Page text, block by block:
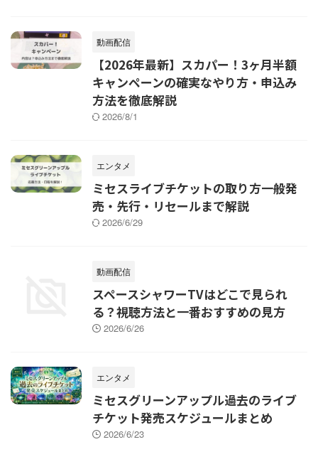
動画配信
【2026年最新】スカパー！3ヶ月半額
キャンペーンの確実なやり方・申込み
方法を徹底解説
2026/8/1
エンタメ
ミセスライブチケットの取り方一般発
売・先行・リセールまで解説
2026/6/29
動画配信
スペースシャワーTVはどこで見られ
る？視聴方法と一番おすすめの見方
2026/6/26
エンタメ
ミセスグリーンアップル過去のライブ
チケット発売スケジュールまとめ
2026/6/23